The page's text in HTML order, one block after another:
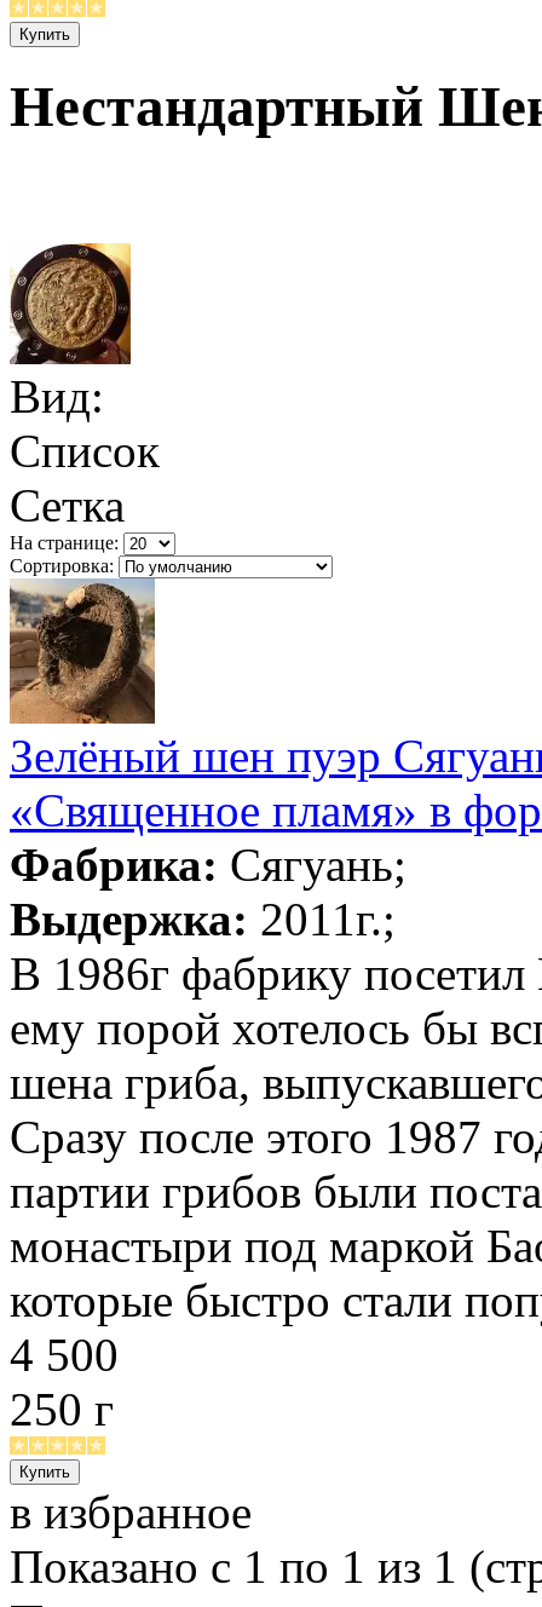
Нестандартный
Вид:
Список
Сетка
На странице:
Сортировка:
Зелёный шен пуэр
«Священное пламя» в
Фабрика: Сягуань;
Выдержка: 2011г.;
В 1986г фабрику
ему порой хотелось бы
шена гриба,
Сразу после этого 1987
партии грибов были
монастыри под маркой
которые быстро стали
4 500
250 г
в избранное
Показано с 1 по 1 из 1